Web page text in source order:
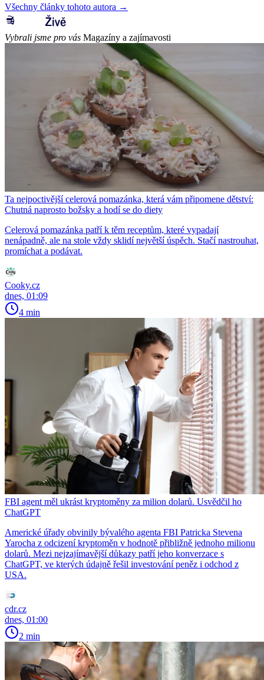
Všechny články tohoto autora →
Vybrali jsme pro vás Magazíny a zajímavosti
Ta nejpoctivější celerová pomazánka, která vám připomene dětství:
Chutná naprosto božsky a hodí se do diety
Celerová pomazánka patří k těm receptům, které vypadají
nenápadně, ale na stole vždy sklidí největší úspěch. Stačí nastrouhat,
promíchat a podávat.
Cooky.cz
dnes, 01:09
4 min
FBI agent měl ukrást kryptoměny za milion dolarů. Usvědčil ho
ChatGPT
Americké úřady obvinily bývalého agenta FBI Patricka Stevena
Yarocha z odcizení kryptoměn v hodnotě přibližně jednoho milionu
dolarů. Mezi nejzajímavější důkazy patří jeho konverzace s
ChatGPT, ve kterých údajně řešil investování peněz i odchod z
USA.
cdr.cz
dnes, 01:00
2 min